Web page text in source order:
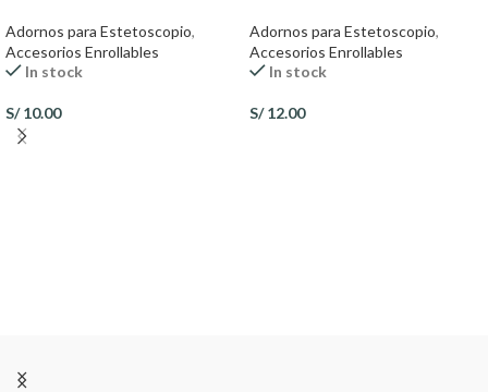
Adornos para Estetoscopio,
Accesorios Enrollables
In stock
S/10.00
Adornos para Estetoscopio,
Accesorios Enrollables
In stock
S/12.00